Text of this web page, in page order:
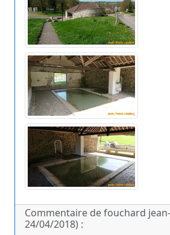
Commentaire de fouchard
24/04/2018) :